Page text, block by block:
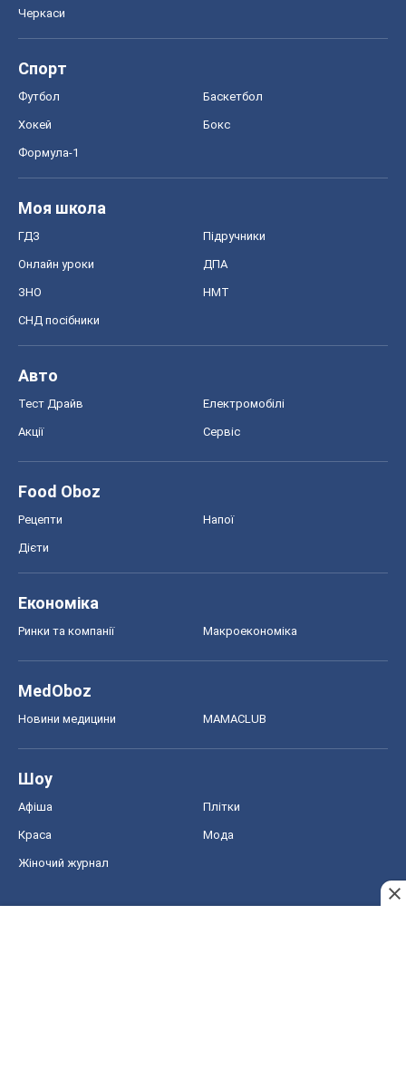
Черкаси
Спорт
Футбол Баскетбол
Хокей Бокс
Формула-1
Моя школа
ГДЗ Підручники
Онлайн уроки ДПА
ЗНО НМТ
СНД посібники
Авто
Тест Драйв Електромобілі
Акції Сервіс
Food Oboz
Рецепти Напої
Дієти
Економіка
Ринки та компанії Макроекономіка
MedOboz
Новини медицини MAMACLUB
Шоу
Афіша Плітки
Краса Мода
Жіночий журнал